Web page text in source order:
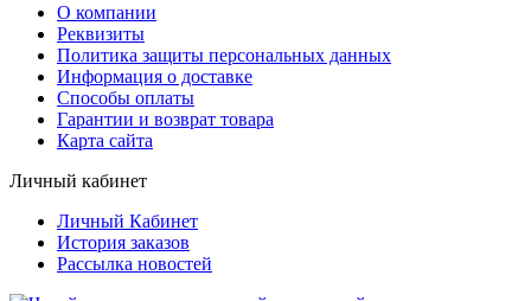
О компании
Реквизиты
Политика защиты персональных данных
Информация о доставке
Способы оплаты
Гарантии и возврат товара
Карта сайта
Личный кабинет
Личный Кабинет
История заказов
Рассылка новостей